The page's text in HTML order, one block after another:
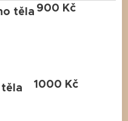
těla 900 Kč
1000 Kč